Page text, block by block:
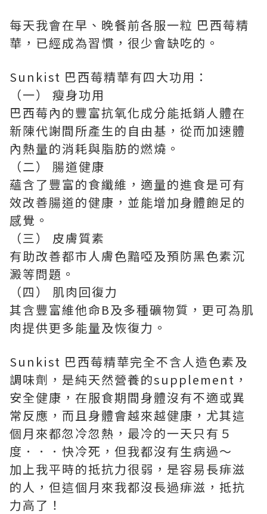
每天我會在早、晚餐前各服一粒 巴西莓精
華，已經成為習慣，很少會缺吃的。
Sunkist 巴西莓精華有四大功用：
（一） 瘦身功用
巴西莓內的豐富抗氧化成分能抵銷人體在
新陳代謝間所產生的自由基，從而加速體
內熱量的消耗與脂肪的燃燒。
（二） 腸道健康
蘊含了豐富的食纖維，適量的進食是可有
效改善腸道的健康，並能增加身體飽足的
感覺。
（三） 皮膚質素
有助改善都市人膚色黯啞及預防黑色素沉
澱等問題。
（四） 肌肉回復力
其含豐富維他命B及多種礦物質，更可為肌
肉提供更多能量及恢復力。
Sunkist 巴西莓精華完全不含人造色素及
調味劑，是純天然營養的supplement，
安全健康，在服食期間身體沒有不適或異
常反應，而且身體會越來越健康，尤其這
個月來都忽冷忽熱，最冷的一天只有５
度．．．快冷死，但我都沒有生病過～
加上我平時的抵抗力很弱，是容易長痱滋
的人，但這個月來我都沒長過痱滋，抵抗
力高了！